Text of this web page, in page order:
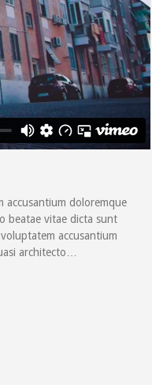
accusantium doloremque
beatae vitae dicta sunt
accusantium
architecto…